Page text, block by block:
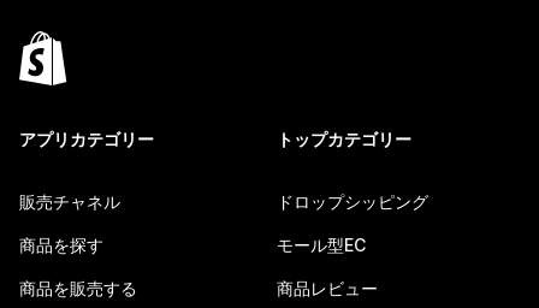
アプリカテゴリー
販売チャネル
商品を探す
商品を販売する
トップカテゴリー
ドロップシッピング
モール型EC
商品レビュー